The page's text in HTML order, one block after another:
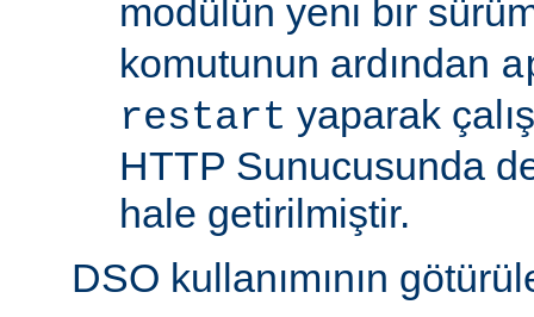
modülün yeni bir
komutunun ardından
restart yaparak
HTTP Sunucusunda
hale getirilmiştir.
DSO kullanımının